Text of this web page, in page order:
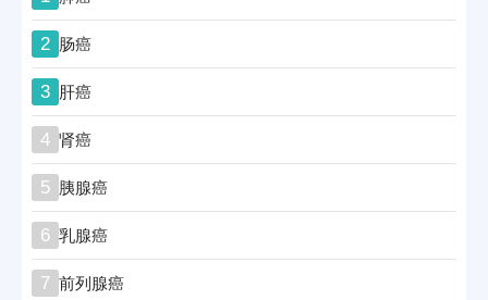
2 肠癌
3 肝癌
4 肾癌
5 胰腺癌
6 乳腺癌
7 前列腺癌